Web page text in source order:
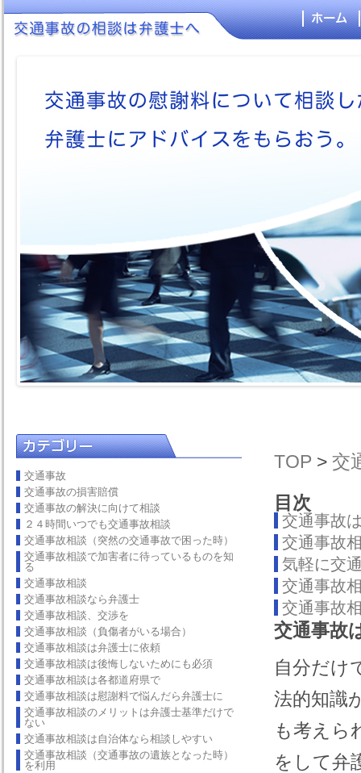
交通事故
交通事故の損害賠償
交通事故の解決に向けて相談
２４時間いつでも交通事故相談
交通事故相談（突然の交通事故で困った時）
交通事故相談で加害者に待っているものを知
る
交通事故相談
交通事故相談なら弁護士
交通事故相談、交渉を
交通事故相談（負傷者がいる場合）
交通事故相談は弁護士に依頼
交通事故相談は後悔しないためにも必須
交通事故相談は各都道府県で
交通事故相談は慰謝料で悩んだら弁護士に
交通事故相談のメリットは弁護士基準だけで
ない
交通事故相談は自治体なら相談しやすい
交通事故相談（交通事故の遺族となった時）
を利用
TOP > 交
目次
交通事故
交通事故
気軽に交
交通事故
交通事故
交通事故
自分だけ
法的知識
も考えら
をして弁